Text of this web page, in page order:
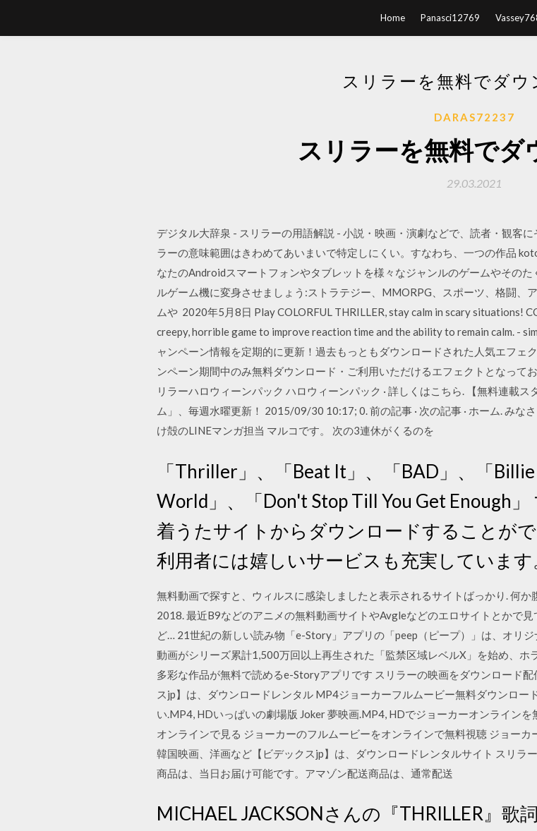
Home Panasci12769
スリラーを無料でダウ
DARAS72237
スリラーを無料でダ
29.03.2021
デジタル大辞泉 - スリラーの用語解説 - 小説・映画・演劇などで、読者・観客
ラーの意味範囲はきわめてあいまいで特定しにくい。すなわち、一つの作品
なたのAndroidスマートフォンやタブレットを様々なジャンルのゲームやその
ルゲーム機に変身させましょう:ストラテジー、MMORPG、スポーツ、格闘、
ムや 2020年5月8日 Play COLORFUL THRILLER, stay calm in scary situations!
creepy, horrible game to improve reaction time and the ability to remain calm. -
ャンペーン情報を定期的に更新！過去もっともダウンロードされた人気エフェ
ンペーン期間中のみ無料ダウンロード・ご利用いただけるエフェクトとなって
リラーハロウィーンパック ハロウィーンパック · 詳しくはこちら. 【無料連載
ム」、毎週水曜更新！ 2015/09/30 10:17; 0. 前の記事 · 次の記事 · ホーム. み
け殻のLINEマンガ担当 マルコです。 次の3連休がくるのを
「Thriller」、「Beat It」、「BAD」、「
World」、「Don't Stop Till You Get Enough
着うたサイトからダウンロードすることが
利用者には嬉しいサービスも充実しています
無料動画で探すと、ウィルスに感染しましたと表示されるサイトばっかり. 何
2018. 最近B9などのアニメの無料動画サイトやAvgleなどのエロサイトとかで
ど… ‎21世紀の新しい読み物「e-Story」アプリの「peep（ピープ）」は、オリ
動画がシリーズ累計1,500万回以上再生された「監禁区域レベルX」を始め、ホ
多彩な作品が無料で読めるe-Storyアプリです スリラーの映画をダウンロード
スjp】は、ダウンロードレンタル MP4ジョーカーフルムービー無料ダウンロー
い.MP4, HDいっぱいの劇場版 Joker 夢映画.MP4, HDでジョーカーオンライン
オンラインで見る ジョーカーのフルムービーをオンラインで無料視聴 ジョーカ
韓国映画、洋画など【ビデックスjp】は、ダウンロードレンタルサイト スリラ
商品は、当日お届け可能です。アマゾン配送商品は、通常配送
MICHAEL JACKSONさんの『THRILLER』歌